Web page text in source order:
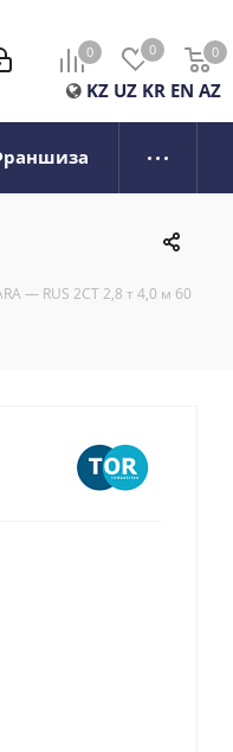
0 0 0
0
KZ UZ KR EN AZ
— RUS 2СТ 2,8 т 4,0 м 60